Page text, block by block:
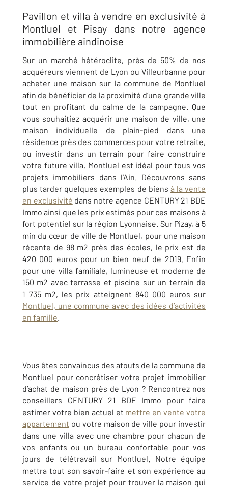
Pavillon et villa à vendre en exclusivité à
Montluel et Pisay dans notre agence
immobilière aindinoise
Sur un marché hétéroclite, près de 50% de nos
acquéreurs viennent de Lyon ou Villeurbanne pour
acheter une maison sur la commune de Montluel
afin de bénéficier de la proximité d’une grande ville
tout en profitant du calme de la campagne. Que
vous souhaitiez acquérir une maison de ville, une
maison individuelle de plain-pied dans une
résidence près des commerces pour votre retraite,
ou investir dans un terrain pour faire construire
votre future villa, Montluel est idéal pour tous vos
projets immobiliers dans l’Ain. Découvrons sans
plus tarder quelques exemples de biens à la vente
en exclusivité dans notre agence CENTURY 21 BDE
Immo ainsi que les prix estimés pour ces maisons à
fort potentiel sur la région Lyonnaise. Sur Pizay, à 5
min du cœur de ville de Montluel, pour une maison
récente de 98 m2 près des écoles, le prix est de
420 000 euros pour un bien neuf de 2019. Enfin
pour une villa familiale, lumineuse et moderne de
150 m2 avec terrasse et piscine sur un terrain de
1 735 m2, les prix atteignent 840 000 euros sur
Montluel, une commune avec des idées d’activités
en famille.
Vous êtes convaincus des atouts de la commune de
Montluel pour concrétiser votre projet immobilier
d’achat de maison près de Lyon ? Rencontrez nos
conseillers CENTURY 21 BDE Immo pour faire
estimer votre bien actuel et mettre en vente votre
appartement ou votre maison de ville pour investir
dans une villa avec une chambre pour chacun de
vos enfants ou un bureau confortable pour vos
jours de télétravail sur Montluel. Notre équipe
mettra tout son savoir-faire et son expérience au
service de votre projet pour trouver la maison qui